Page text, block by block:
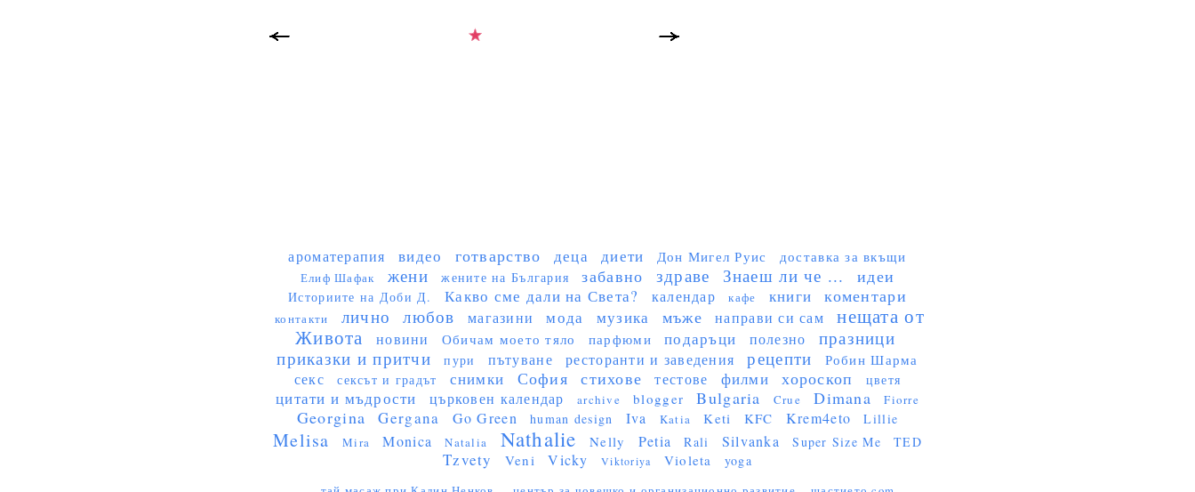
ароматерапия видео готварство деца диети Дон Мигел Руис доставка за вкъщи
Елиф Шафак жени жените на България забавно здраве Знаеш ли че ... идеи
Историите на Доби Д. Какво сме дали на Света? календар кафе книги коментари
контакти лично любов магазини мода музика мъже направи си сам
нещата от
Живота
новини Обичам моето тяло парфюми подаръци полезно
празници
приказки и притчи
пури пътуване ресторанти и заведения рецепти Робин Шарма
секс сексът и градът снимки София стихове тестове филми хороскоп цветя
цитати и мъдрости църковен календар archive blogger Bulgaria Crue Dimana Fiorre
Georgina Gergana Go Green human design Iva Katia Keti KFC Krem4eto Lillie
Melisa Mira Monica Natalia Nathalie Nelly Petia Rali Silvanka Super Size Me TED
Tzvety Veni Vicky Viktoriya Violeta yoga